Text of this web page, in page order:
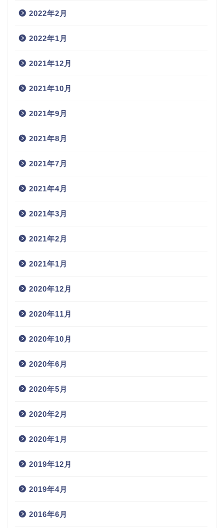
2022年2月
2022年1月
2021年12月
2021年10月
2021年9月
2021年8月
2021年7月
2021年4月
2021年3月
2021年2月
2021年1月
2020年12月
2020年11月
2020年10月
2020年6月
2020年5月
2020年2月
2020年1月
2019年12月
2019年4月
2016年6月